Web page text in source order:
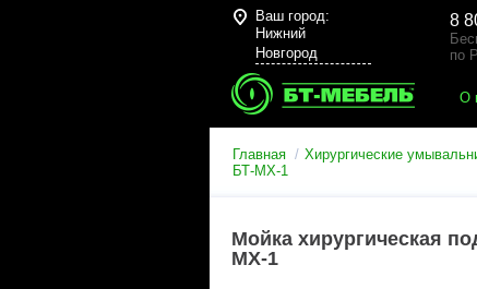
Ваш город:
Нижний
Новгород
8
по
О
Главная Хирургические
БТ-МХ-1
Мойка хирургическая
МХ-1